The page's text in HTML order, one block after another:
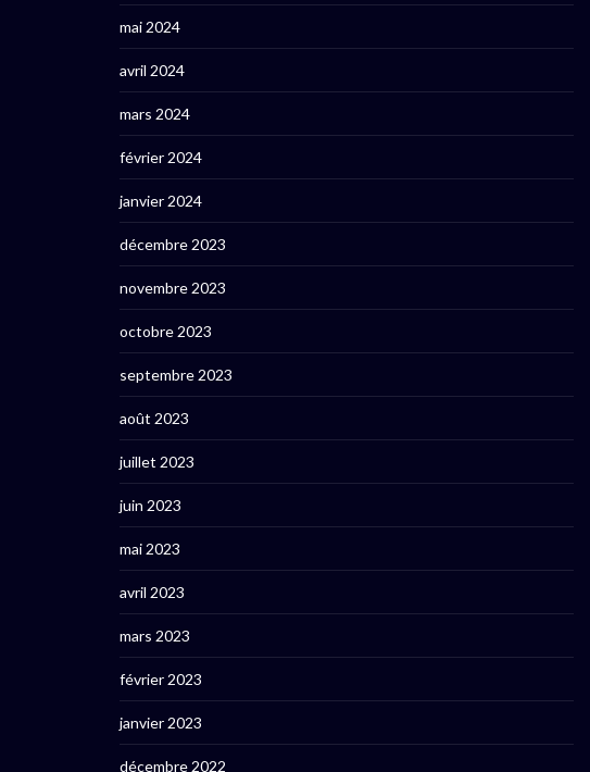
mai 2024
avril 2024
mars 2024
février 2024
janvier 2024
décembre 2023
novembre 2023
octobre 2023
septembre 2023
août 2023
juillet 2023
juin 2023
mai 2023
avril 2023
mars 2023
février 2023
janvier 2023
décembre 2022